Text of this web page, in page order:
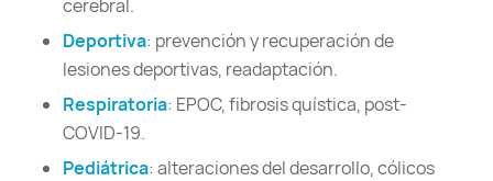
cerebral.
Deportiva: prevención y recuperación de
lesiones deportivas, readaptación.
Respiratoria: EPOC, fibrosis quística, post-
COVID-19.
Pediátrica: alteraciones del desarrollo, cólicos